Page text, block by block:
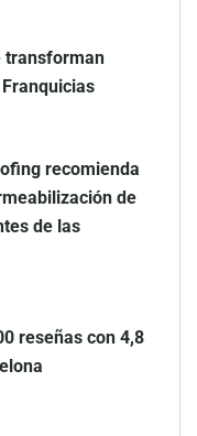
transforman
recomienda
de
de las
reseñas con 4,8